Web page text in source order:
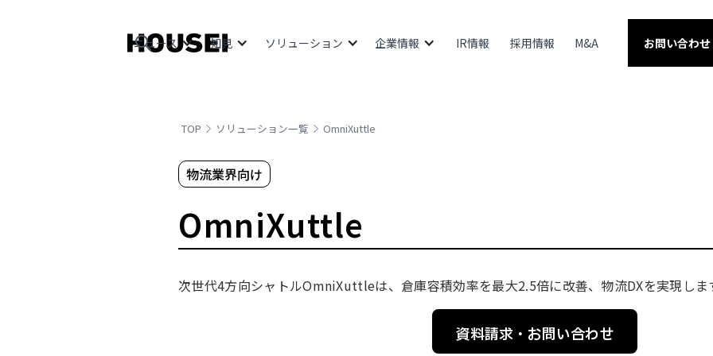
ニュース 知見 ソリューション 企業情報 IR情報 採用情報 M&A お問い合わせ
TOP ソリューション一覧 OmniXuttle
物流業界向け
OmniXuttle
次世代4方向シャトルOmniXuttleは、倉庫容積効率を最大2.5倍に改善、物流DXを実現しま
資料請求・お問い合わせ